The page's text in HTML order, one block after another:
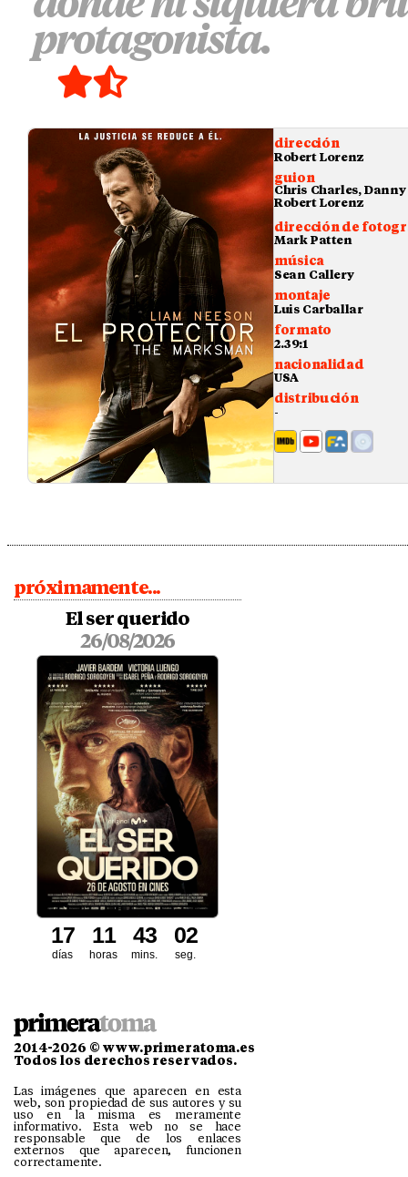
protagonista.
dirección
Robert Lorenz
guion
Chris Charles,
Robert Lorenz
dirección de
Mark Patten
música
Sean Callery
montaje
Luis Carballar
formato
2.39:1
nacionalidad
USA
distribución
-
próximamente...
El ser querido
26/08/2026
días
17
horas
11
mins.
43
seg.
00
1
2014-2026 © www.primeratoma.es
Todos los derechos reservados.
Las imágenes que aparecen en esta
web, son propiedad de sus autores y su
uso en la misma es meramente
informativo. Esta web no se hace
responsable que de los enlaces
externos que aparecen, funcionen
correctamente.